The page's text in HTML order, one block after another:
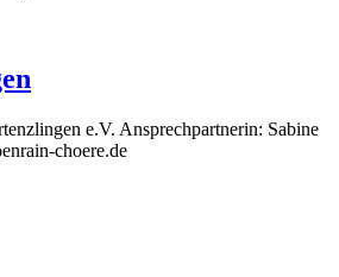
e.V. Ansprechpartnerin: Sabine
choere.de